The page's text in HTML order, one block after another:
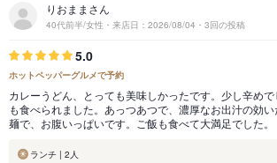
りおままさん
40代前半/女性・来店日：2026/08/04・3回の投稿
5.0
ホットペッパーグルメで予約
カレーうどん、とっても美味しかったです。少し辛め
も食べられました。あっつあつで、濃厚なお出汁の効
麺で、お腹いっぱいです。ご飯も食べて大満足でした。
ランチ | 2人